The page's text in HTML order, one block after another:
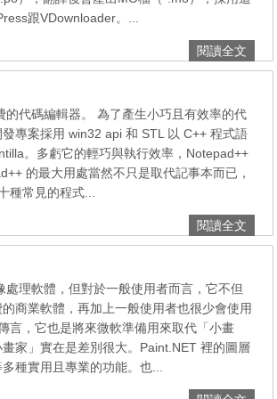
跟VDownloader。...
閱讀全文
代碼編輯器。 為了產生小巧且有效率的代
專案採用 win32 api 和 STL 以 C++ 程式語
。多虧它的輕巧與執行效率，Notepad++
的最大用處當然不只是取代記事本而已，
種常見的程式...
閱讀全文
理軟體，但對於一般使用者而言，它不但
商業軟體，再加上一般使用者也很少會使用
言，它也是將來微軟準備用來取代「小畫
家」實在是差別很大。Paint.NET 裡的圖層
種實用且專業的功能。也...